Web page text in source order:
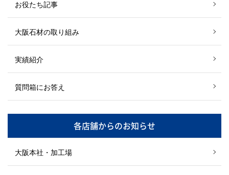
お役たち記事
大阪石材の取り組み
実績紹介
質問箱にお答え
各店舗からのお知らせ
大阪本社・加工場